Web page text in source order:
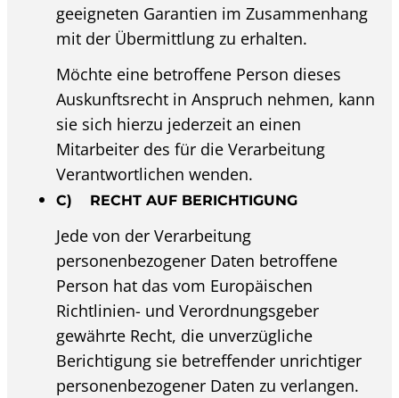
geeigneten Garantien im Zusammenhang
mit der Übermittlung zu erhalten.
Möchte eine betroffene Person dieses
Auskunftsrecht in Anspruch nehmen, kann
sie sich hierzu jederzeit an einen
Mitarbeiter des für die Verarbeitung
Verantwortlichen wenden.
C) RECHT AUF BERICHTIGUNG
Jede von der Verarbeitung
personenbezogener Daten betroffene
Person hat das vom Europäischen
Richtlinien- und Verordnungsgeber
gewährte Recht, die unverzügliche
Berichtigung sie betreffender unrichtiger
personenbezogener Daten zu verlangen.